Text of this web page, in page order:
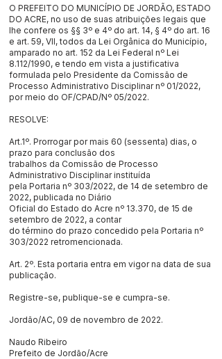
O PREFEITO DO MUNICÍPIO DE JORDÃO, ESTADO
DO ACRE, no uso de suas atribuições legais que
lhe confere os §§ 3º e 4º do art. 14, § 4º do art. 16
e art. 59, VII, todos da Lei Orgânica do Município,
amparado no art. 152 da Lei Federal nº Lei
8.112/1990, e tendo em vista a justificativa
formulada pelo Presidente da Comissão de
Processo Administrativo Disciplinar nº 01/2022,
por meio do OF/CPAD/Nº 05/2022.
RESOLVE:
Art.1º. Prorrogar por mais 60 (sessenta) dias, o
prazo para conclusão dos
trabalhos da Comissão de Processo
Administrativo Disciplinar instituída
pela Portaria nº 303/2022, de 14 de setembro de
2022, publicada no Diário
Oficial do Estado do Acre nº 13.370, de 15 de
setembro de 2022, a contar
do término do prazo concedido pela Portaria nº
303/2022 retromencionada.
Art. 2º. Esta portaria entra em vigor na data de sua
publicação.
Registre-se, publique-se e cumpra-se.
Jordão/AC, 09 de novembro de 2022.
Naudo Ribeiro
Prefeito de Jordão/Acre